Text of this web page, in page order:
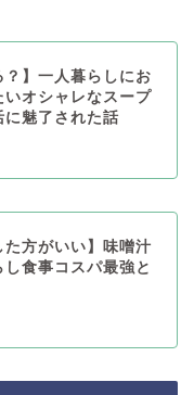
？】一人暮らしにお
いオシャレなスープ
に魅了された話
た方がいい】味噌汁
し食事コスパ最強と